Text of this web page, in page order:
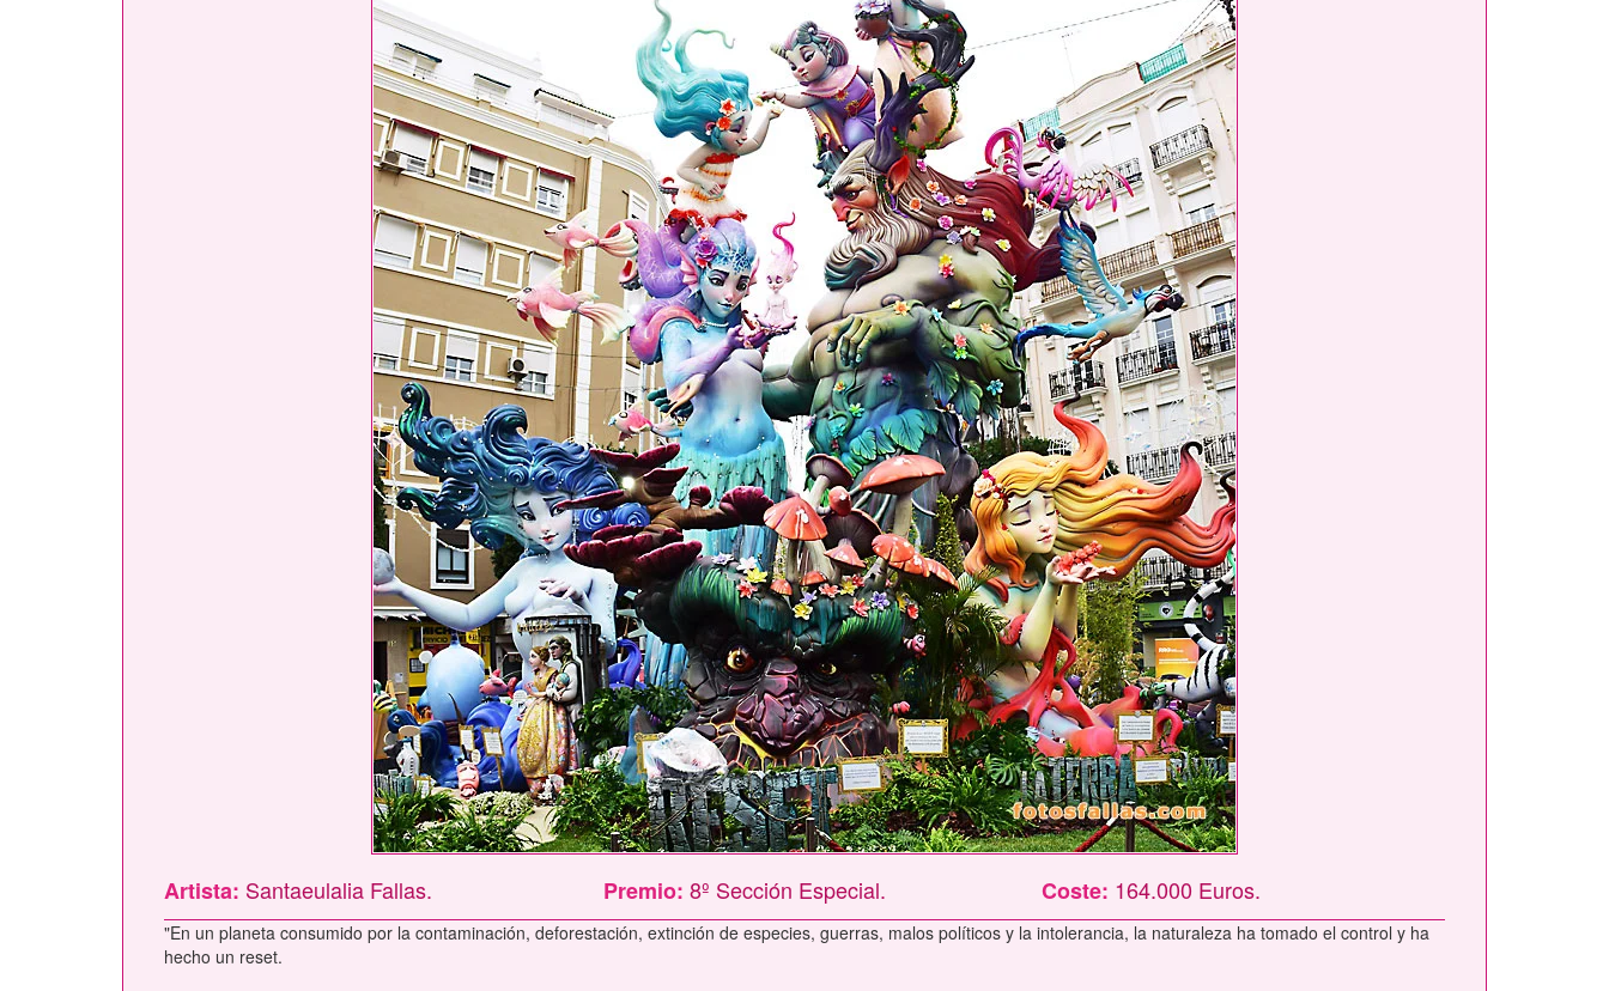
Artista: Santaeulalia Fallas. Premio: 8º Sección Especial. Coste: 164.000 Euros.
"En un planeta consumido por la contaminación, deforestación, extinción de especies, guerras, malos políticos y la intolerancia, la naturaleza ha tomado el control y ha
hecho un reset.